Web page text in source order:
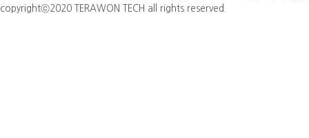
copyrightⓒ2020 TERAWON TECH all rights reserved.